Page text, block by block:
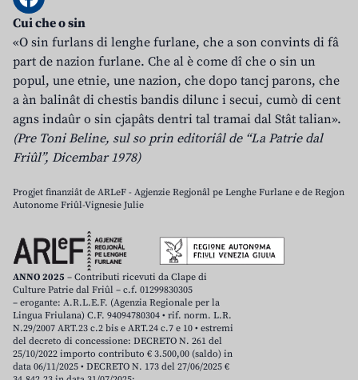
Cui che o sin
«O sin furlans di lenghe furlane, che a son convints di fâ
part de nazion furlane. Che al è come dî che o sin un
popul, une etnie, une nazion, che dopo tancj parons, che
a àn balinât di chestis bandis dilunc i secui, cumò di cent
agns indaûr o sin cjapâts dentri tal tramai dal Stât talian».
(Pre Toni Beline, sul so prin editoriâl de “La Patrie dal
Friûl”, Dicembar 1978)
Progjet finanziât de ARLeF - Agjenzie Regjonâl pe Lenghe Furlane e de Regjon
Autonome Friûl-Vignesie Julie
ANNO 2025 – Contributi ricevuti da Clape di
Culture Patrie dal Friûl – c.f. 01299830305
– erogante: A.R.L.E.F. (Agenzia Regionale per la
Lingua Friulana) C.F. 94094780304 • rif. norm. L.R.
N.29/2007 ART.23 c.2 bis e ART.24 c.7 e 10 • estremi
del decreto di concessione: DECRETO N. 261 del
25/10/2022 importo contributo € 3.500,00 (saldo) in
data 06/11/2025 • DECRETO N. 173 del 27/06/2025 €